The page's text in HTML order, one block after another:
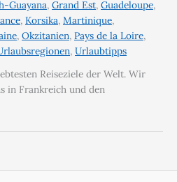
Guayana, Grand Est, Guadeloupe,
, Korsika, Martinique,
, Okzitanien, Pays de la Loire,
, Urlaubtipps
Reiseziele der Welt. Wir
in Frankreich und den